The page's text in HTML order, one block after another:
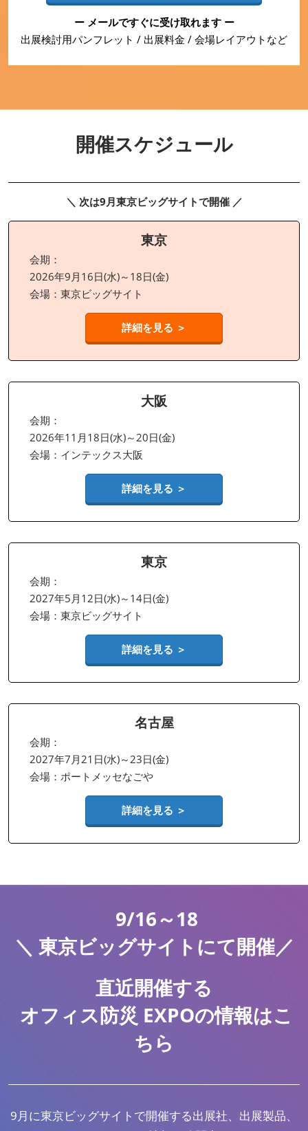
ー メールですぐに受け取れます ー
出展検討用パンフレット / 出展料金 / 会場レイアウトなど
開催スケジュール
＼ 次は9月東京ビッグサイトで開催 ／
東京
会期：
2026年9月16日(水)～18日(金)
会場：東京ビッグサイト
詳細を見る ＞
大阪
会期：
2026年11月18日(水)～20日(金)
会場：インテックス大阪
詳細を見る ＞
東京
会期：
2027年5月12日(水)～14日(金)
会場：東京ビッグサイト
詳細を見る ＞
名古屋
会期：
2027年7月21日(水)～23日(金)
会場：ポートメッセなごや
詳細を見る ＞
9/16～18
＼ 東京ビッグサイトにて開催／
直近開催する
オフィス防災 EXPOの情報はこ
ちら
9月に東京ビッグサイトで開催する出展社、出展製品、